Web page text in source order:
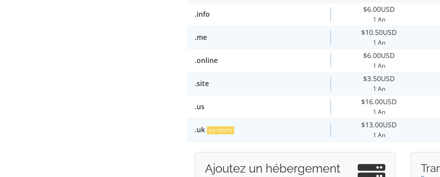
.info
$6.00USD
1 An
.me
$10.50USD
1 An
.online
$6.00USD
1 An
.site
$3.50USD
1 An
.us
$16.00USD
1 An
.uk EN VENTE
$13.00USD
1 An
Ajoutez un hébergement